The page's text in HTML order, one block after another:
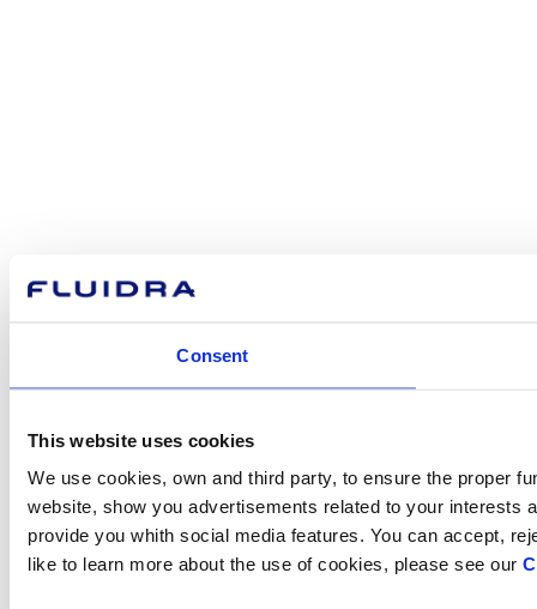
Consent
This website uses cookies
We use cookies, own and third party, to ensure the proper
website, show you advertisements related to your interests
provide you whith social media features. You can accept,
like to learn more about the use of cookies, please see our